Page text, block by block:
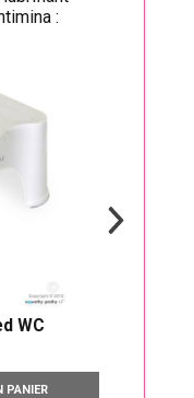
:
WC
PANIER